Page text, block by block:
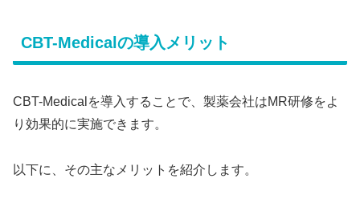
CBT-Medicalの導入メリット
CBT-Medicalを導入することで、製薬会社はMR研修をよ
り効果的に実施できます。
以下に、その主なメリットを紹介します。